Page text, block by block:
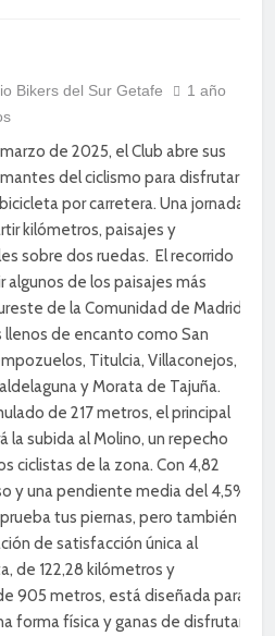
Bikers del Sur Getafe
1 año
de 2025, el Club abre sus
del ciclismo para disfrutar
por carretera. Una jornada
kilómetros, paisajes y
sobre dos ruedas. El recorrido
algunos de los paisajes más
de la Comunidad de Madrid,
de encanto como San
Titulcia, Villaconejos,
y Morata de Tajuña.
de 217 metros, el principal
la subida al Molino, un repecho
ciclistas de la zona. Con 4,82
y una pendiente media del 4,5%,
tus piernas, pero también
de satisfacción única al
de 122,28 kilómetros y
905 metros, está diseñada para
forma física y ganas de disfrutar.